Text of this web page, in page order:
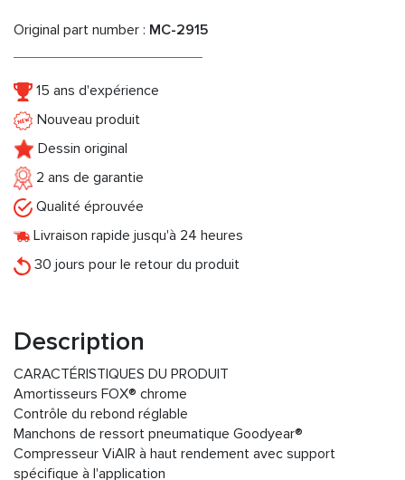
Original part number : MC-2915
15 ans d'expérience
Nouveau produit
Dessin original
2 ans de garantie
Qualité éprouvée
Livraison rapide jusqu'à 24 heures
30 jours pour le retour du produit
Description
CARACTÉRISTIQUES DU PRODUIT
Amortisseurs FOX® chrome
Contrôle du rebond réglable
Manchons de ressort pneumatique Goodyear®
Compresseur ViAIR à haut rendement avec support
spécifique à l'application